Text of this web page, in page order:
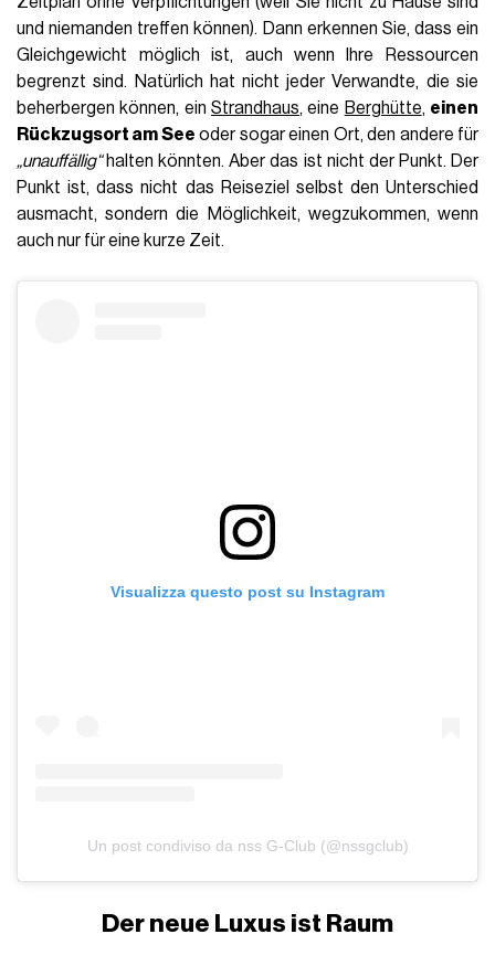
und niemanden treffen können). Dann erkennen Sie, dass ein
Gleichgewicht möglich ist, auch wenn Ihre Ressourcen
begrenzt sind. Natürlich hat nicht jeder Verwandte, die sie
beherbergen können, ein Strandhaus, eine Berghütte, einen
Rückzugsort am See oder sogar einen Ort, den andere für
„unauffällig“halten könnten. Aber das ist nicht der Punkt. Der
Punkt ist, dass nicht das Reiseziel selbst den Unterschied
ausmacht, sondern die Möglichkeit, wegzukommen, wenn
auch nur für eine kurze Zeit.
Visualizza questo post su Instagram
Un post condiviso da nss G-Club (@nssgclub)
Der neue Luxus ist Raum